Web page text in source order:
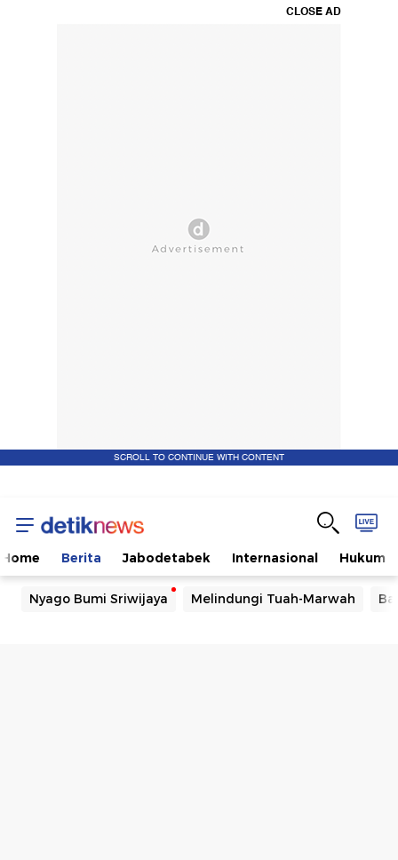
CLOSE AD
SCROLL TO CONTINUE WITH CONTENT
Home Berita Jabodetabek Internasional Hukum
Nyago Bumi Sriwijaya Melindungi Tuah-Marwah